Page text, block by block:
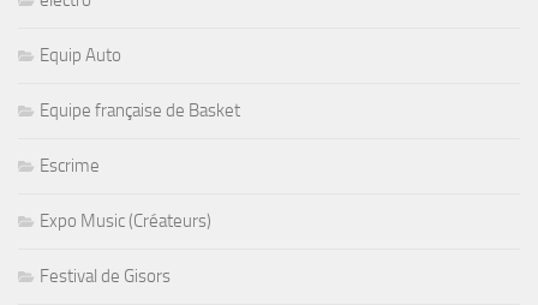
Equip Auto
Equipe française de Basket
Escrime
Expo Music (Créateurs)
Festival de Gisors